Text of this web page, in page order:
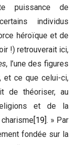
puissance de
individus
héroïque et de
!) retrouverait ici,
, l’une des figures
et ce que celui-ci,
de théoriser, au
et de la
[19]. » Par
fondée sur la